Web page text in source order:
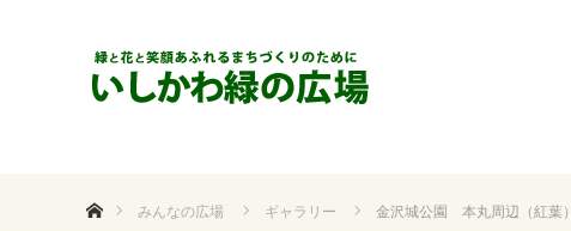
みんなの広場
ギャラリー 金沢城公園 本丸周辺（紅葉）